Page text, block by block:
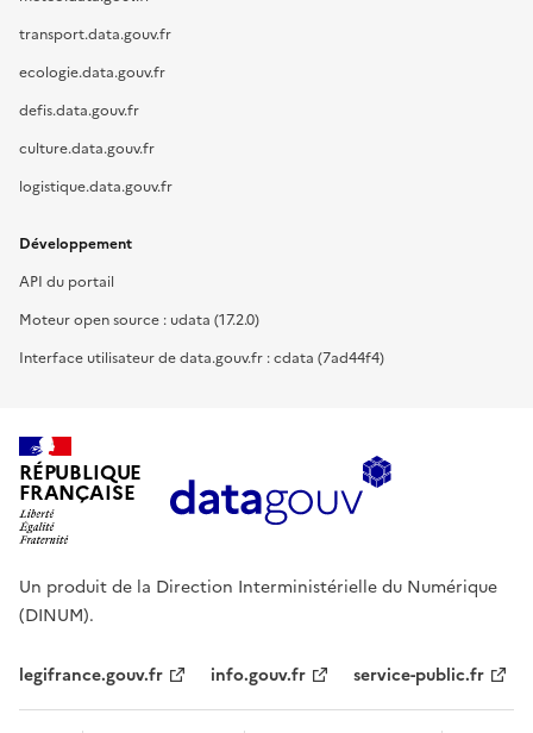
transport.data.gouv.fr
ecologie.data.gouv.fr
defis.data.gouv.fr
culture.data.gouv.fr
logistique.data.gouv.fr
Développement
API du portail
Moteur open source : udata (17.2.0)
Interface utilisateur de data.gouv.fr : cdata (7ad44f4)
RÉPUBLIQUE
FRANÇAISE
Un produit de la Direction Interministérielle du Numérique
(DINUM).
legifrance.gouv.fr info.gouv.fr service-public.fr